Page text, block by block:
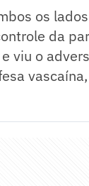
os
da
viu o